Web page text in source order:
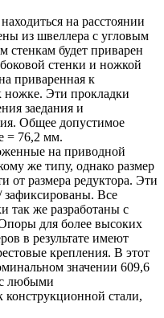
на расстоянии
из швеллера с угловым
будет приварен
стенки и ножкой
приваренная к
ножке. Эти прокладки
заедания и
Общее допустимое
= 76,2 мм.
на приводной
же типу, однако размер
от размера редуктора. Эти
зафиксированы. Все
так же разработаны с
для более высоких
в результате имеют
крепления. В этот
значении 609,6
любыми
стали,